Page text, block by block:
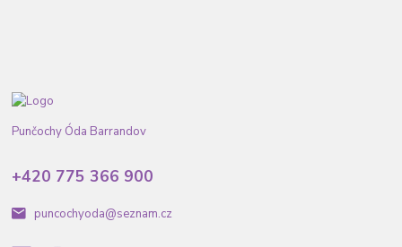
Punčochy Óda Barrandov
+420 775 366 900
puncochyoda@seznam.cz